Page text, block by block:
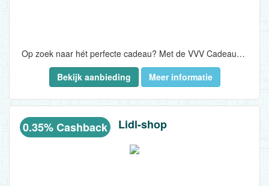
Op zoek naar hét perfecte cadeau? Met de VVV Cadeaukaart geef je een wereld aan cadeaus en oneindig veel belevenissen. Van woonwinkel tot wellness en van speelgoed tot pretpark!..
Bekijk aanbieding
Meer informatie
0.35% Cashback Lidl-shop